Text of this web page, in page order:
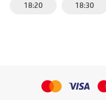
18:20 18:30